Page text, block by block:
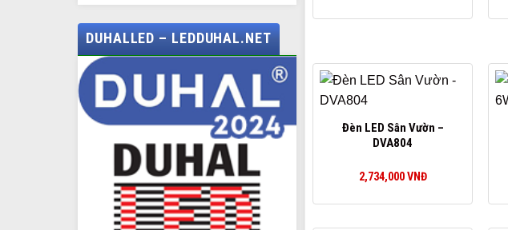
DUHALLED – LEDDUHAL.NET
Đèn LED Sân Vườn –
DVA804
2,734,000VNĐ